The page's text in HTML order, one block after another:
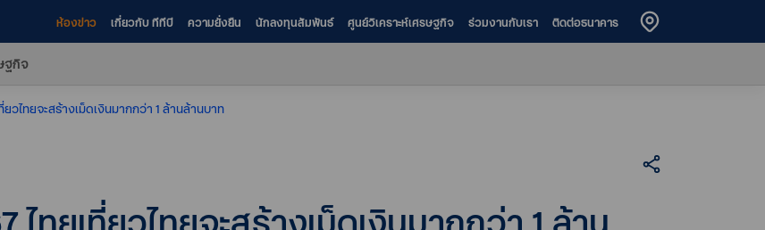
ห้องข่าว เกี่ยวกับ ทีทีบี ความยั่งยืน นักลงทุนสัมพันธ์ ศูนย์วิเคราะห์เศรษฐกิจ ร่วมงานกับเรา ติดต่อธนาคาร
ฐกิจ
วไทยจะสร้างเม็ดเงินมากกว่า 1 ล้านล้านบาท